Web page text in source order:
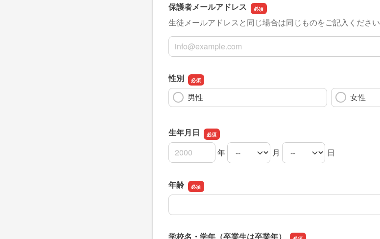
保護者メールアドレス
生徒メールアドレスと同じ場合は同じものをご記入ください
保護者メールアドレス
性別
男性
女性
生年月日
生年月日の年 年
生年月日の月 月
生年月日の日 日
年齢
年齢
学校名・学年（卒業生は卒業年）